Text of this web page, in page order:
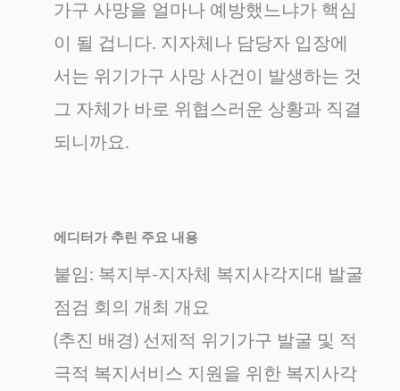
가구 사망을 얼마나 예방했느냐가 핵심
이 될 겁니다. 지자체나 담당자 입장에
서는 위기가구 사망 사건이 발생하는 것
그 자체가 바로 위협스러운 상황과 직결
되니까요.
에디터가 추린 주요 내용
붙임: 복지부-지자체 복지사각지대 발굴
점검 회의 개최 개요
(추진 배경) 선제적 위기가구 발굴 및 적
극적 복지서비스 지원을 위한 복지사각